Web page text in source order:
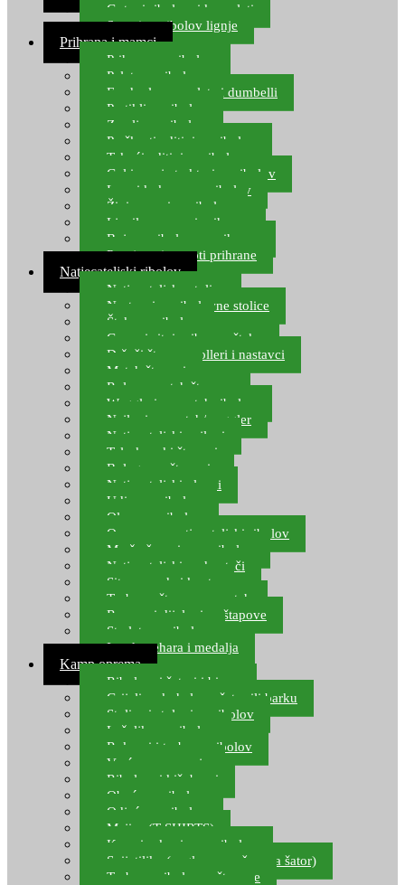
Gotovi ribolovni kompleti
Setovi za ribolov lignje
Prihrana i mamci
Prihrana za ribolov
Pelete za ribolov
Feeder lovne pelete i dumbelli
Partikli za ribolov
Zemlja za ribolov
Praškasti aditivi za ribolov
Tekući aditivi za ribolov
Gel i sprej atraktori za ribolov
Lovni kukuruz za ribolov
Živi mamci za ribolov
Ljepilo za crve i prihranu
Boje za ribolovnu prihranu
Provjereni recepti prihrane
Natjecateljski ribolov
Natjecateljske stolice
Nastavci za ribolovne stolice
Šteke za ribolov
Gume i sitni pribor za šteku
Držači štapova rolleri i nastavci
Match štapovi
Role za match štapove
Waggleri za match ribolov
Najloni za match/waggler
Natjecateljski najloni
Teleskopski štapovi
Bolognese štapovi
Natjecateljski plovci
Udice za ribolov
Olovo za ribolov
Oprema za natjecateljski ribolov
Mreže čuvarice za ribolov
Natjecateljski podmetači
Sito, posude i kante
Torbe za štapove – match
Rezervni dijelovi za štapove
Starlete za ribolov
Izrada pehara i medalja
Kamp oprema
Ribolovni šatori i bivvy
Grijalice, kuhala za šator ili barku
Stolice i stolovi za ribolov
Ležaljke za ribolov
Ruksaci i torbe za ribolov
Vreće za spavanje
Ribolovni kišobrani
Obuća za ribolov
Odjeća za ribolov
Majice (T-SHIRTS)
Kape i rukavice za ribolov
Svijetiljke (naglavne, ručne, za šator)
Torbe za ribolovne štapove